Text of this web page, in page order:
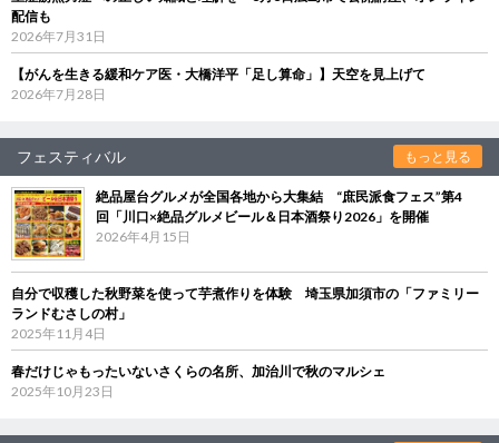
配信も
2026年7月31日
【がんを生きる緩和ケア医・大橋洋平「足し算命」】天空を見上げて
2026年7月28日
フェスティバル もっと見る
絶品屋台グルメが全国各地から大集結 “庶民派食フェス”第4
回「川口×絶品グルメビール＆日本酒祭り2026」を開催
2026年4月15日
自分で収穫した秋野菜を使って芋煮作りを体験 埼玉県加須市の「ファミリー
ランドむさしの村」
2025年11月4日
春だけじゃもったいないさくらの名所、加治川で秋のマルシェ
2025年10月23日